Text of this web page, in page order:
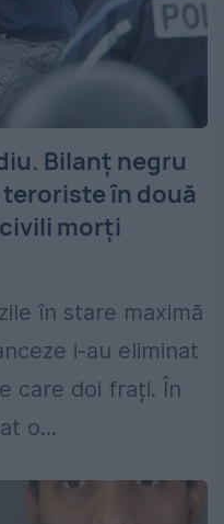
Bilanț negru
în două
morți
în stare maximă
i-au eliminat
care doi frați. În
o...